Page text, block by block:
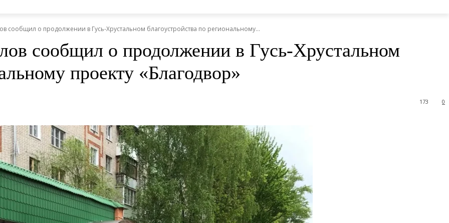
сообщил о продолжении в Гусь-Хрустальном благоустройства по региональному...
сообщил о продолжении в Гусь-Хрустальном
проекту «Благодвор»
0
173